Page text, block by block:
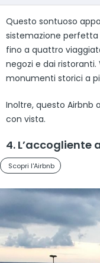
Questo sontuoso
sistemazione perfetta
fino a quattro
negozi e dai
monumenti storici a
Inoltre, questo Airbnb
con vista.
4.
Scopri l'Airbnb